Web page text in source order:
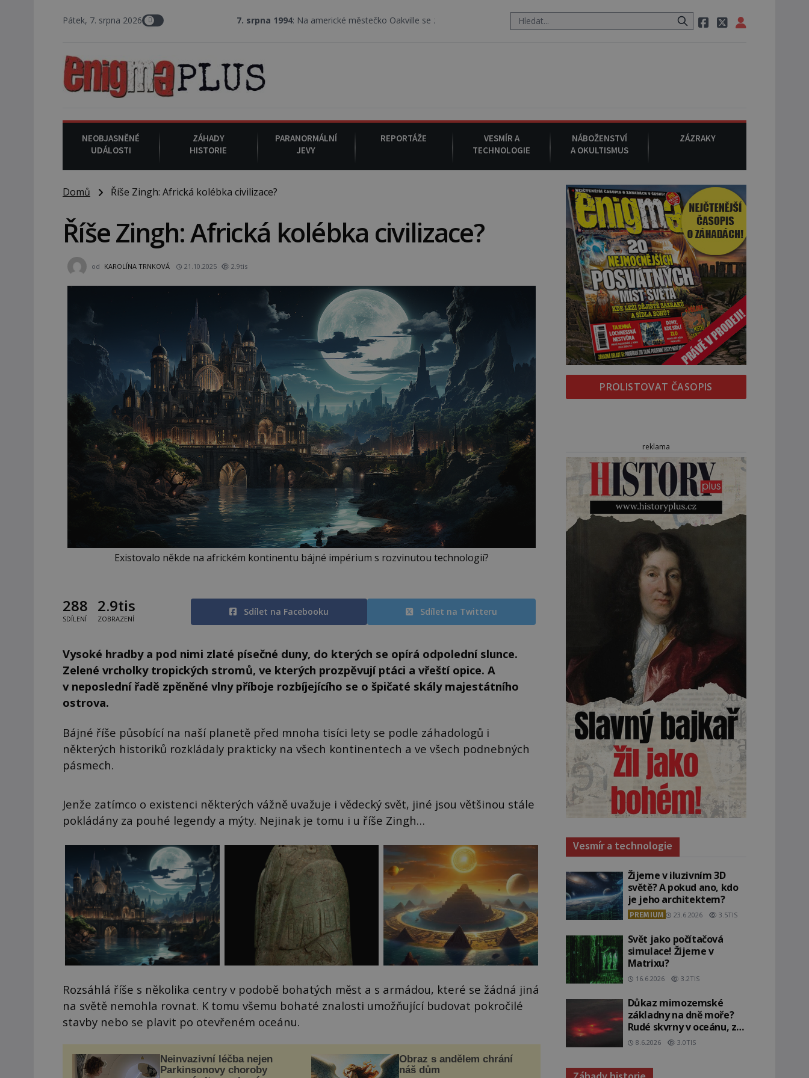
Pátek, 7. srpna 2026 7. srpna 1994: Na americké městečko Oakville se z nebe snáší podivná rosolovitá látka neznámého původu. 7. srpna 1994: Na americké městečko
NEOBJASNĚNÉ
UDÁLOSTI
ZÁHADY
HISTORIE
PARANORMÁLNÍ
JEVY
REPORTÁŽE
VESMÍR A
TECHNOLOGIE
NÁBOŽENSTVÍ
A OKULTISMUS
ZÁZRAKY
Domů Říše Zingh: Africká kolébka civilizace?
Říše Zingh: Africká kolébka civilizace?
od KAROLÍNA TRNKOVÁ 21.10.2025 2.9tis
Existovalo někde na africkém kontinentu bájné impérium s rozvinutou technologií?
288
SDÍLENÍ
2.9tis
ZOBRAZENÍ
Sdílet na Facebooku Sdílet na Twitteru
Vysoké hradby a pod nimi zlaté písečné duny, do kterých se opírá odpolední slunce.
Zelené vrcholky tropických stromů, ve kterých prozpěvují ptáci a vřeští opice. A
v neposlední řadě zpěněné vlny příboje rozbíjejícího se o špičaté skály majestátního
ostrova.
Bájné říše působící na naší planetě před mnoha tisíci lety se podle záhadologů i
některých historiků rozkládaly prakticky na všech kontinentech a ve všech podnebných
pásmech.
Jenže zatímco o existenci některých vážně uvažuje i vědecký svět, jiné jsou většinou stále
pokládány za pouhé legendy a mýty. Nejinak je tomu i u říše Zingh…
Rozsáhlá říše s několika centry v podobě bohatých měst a s armádou, které se žádná jiná
na světě nemohla rovnat. K tomu všemu bohaté znalosti umožňující budovat pokročilé
stavby nebo se plavit po otevřeném oceánu.
Neinvazivní léčba nejen
Parkinsonovy choroby
Obraz s andělem chrání
náš dům
PROLISTOVAT ČASOPIS
reklama
Vesmír a technologie
Žijeme v iluzivním 3D
světě? A pokud ano, kdo
je jeho architektem?
PREMIUM 23.6.2026 3.5TIS
Svět jako počítačová
simulace! Žijeme v
Matrixu?
16.6.2026 3.2TIS
Důkaz mimozemské
základny na dně moře?
Rudé skvrny v oceánu, ze
kterých srší blesky!
8.6.2026 3.0TIS